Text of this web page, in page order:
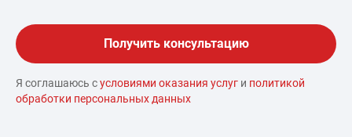
Я соглашаюсь сусловиями оказания услуг и политикой
обработки персональных данных